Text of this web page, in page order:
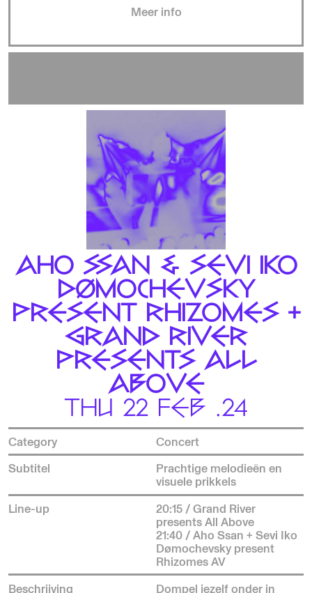
Meer info
AHO SSAN & SEVI IKO
DØMOCHEVSKY
PRESENT RHIZOMES +
GRAND RIVER
PRESENTS ALL
ABOVE
THU 22 FEB .24
Category
Concert
Subtitel
Prachtige melodieën en
visuele prikkels
Line-up
20:15 / Grand River
presents All Above
21:40 / Aho Ssan + Sevi Iko
Dømochevsky present
Rhizomes AV
Beschrijving
Dompel jezelf onder in